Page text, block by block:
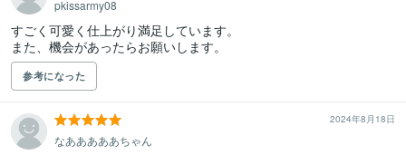
pkissarmy08
すごく可愛く仕上がり満足しています。
また、機会があったらお願いします。
参考になった
2024年8月18日
なあああああちゃん